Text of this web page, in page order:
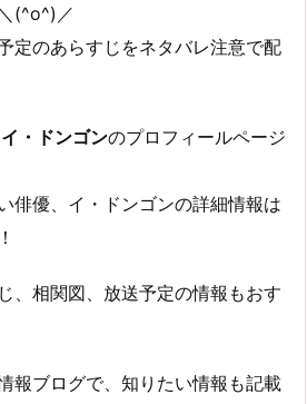
(^o^)／
定のあらすじをネタバレ注意で配
・ドンゴンのプロフィールページ
俳優、イ・ドンゴンの詳細情報は
、相関図、放送予定の情報もおす
報ブログで、知りたい情報も記載